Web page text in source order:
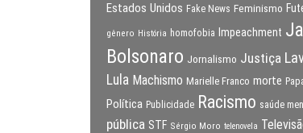
Estados Unidos Fake News Feminismo
gênero História homofobia Impeachment
Bolsonaro Jornalismo Justiça
Lula Machismo Marielle Franco morte
Política Publicidade Racismo saúde
pública STF Sérgio Moro telenovela